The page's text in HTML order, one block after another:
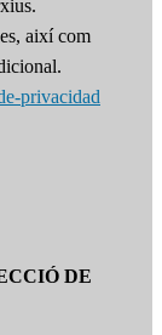
així com
privacidad
DE